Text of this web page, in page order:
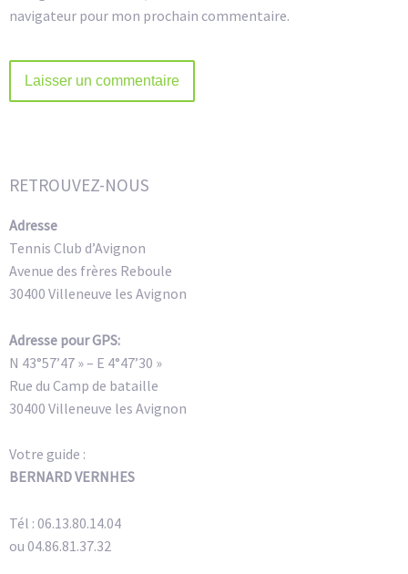
navigateur pour mon prochain commentaire.
RETROUVEZ-NOUS
Adresse
Tennis Club d’Avignon
Avenue des frères Reboule
30400 Villeneuve les Avignon
Adresse pour GPS:
N 43°57’47 » – E 4°47’30 »
Rue du Camp de bataille
30400 Villeneuve les Avignon
Votre guide :
BERNARD VERNHES
Tél : 06.13.80.14.04
ou 04.86.81.37.32